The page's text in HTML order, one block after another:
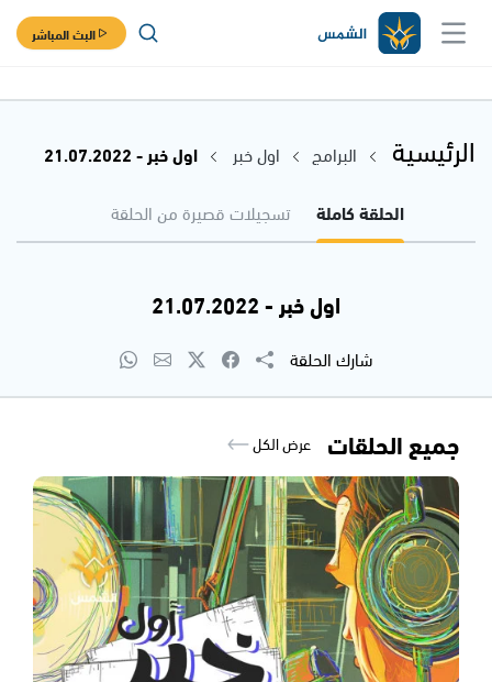
البث المباشر
الرئيسية البرامج اول خبر
اول خبر - 21.07.2022
الحلقة كاملة
تسجيلات قصيرة من الحلقة
اول خبر - 21.07.2022
شارك الحلقة
جميع الحلقات عرض الكل